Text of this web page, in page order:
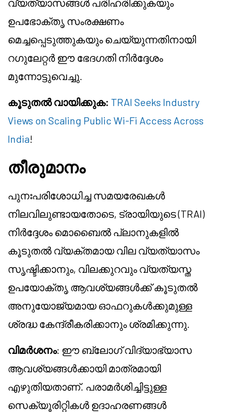
വ്യത്യാസങ്ങൾ പരിഹരിക്കുകയും
ഉപഭോക്തൃ സംരക്ഷണം
മെച്ചപ്പെടുത്തുകയും ചെയ്യുന്നതിനായി
റഗുലേറ്റർ ഈ ഭേദഗതി നിർദ്ദേശം
മുന്നോട്ടുവെച്ചു.
കൂടുതൽ വായിക്കുക: TRAI Seeks Industry
Views on Scaling Public Wi-Fi Access Across
India!
തീരുമാനം
പുനഃപരിശോധിച്ച സമയരേഖകൾ
നിലവിലുണ്ടായതോടെ, ട്രായിയുടെ (TRAI)
നിർദ്ദേശം മൊബൈൽ പ്ലാനുകളിൽ
കൂടുതൽ വ്യക്തമായ വില വ്യത്യാസം
സൃഷ്ടിക്കാനും, വിലക്കുറവും വ്യത്യസ്ത
ഉപയോക്തൃ ആവശ്യങ്ങൾക്ക് കൂടുതൽ
അനുയോജ്യമായ ഓഫറുകൾക്കുമുള്ള
ശ്രദ്ധ കേന്ദ്രീകരിക്കാനും ശ്രമിക്കുന്നു.
വിമർശനം: ഈ ബ്ലോഗ് വിദ്യാഭ്യാസ
ആവശ്യങ്ങൾക്കായി മാത്രമായി
എഴുതിയതാണ്. പരാമർശിച്ചിട്ടുള്ള
സെക്യൂരിറ്റികൾ ഉദാഹരണങ്ങൾ